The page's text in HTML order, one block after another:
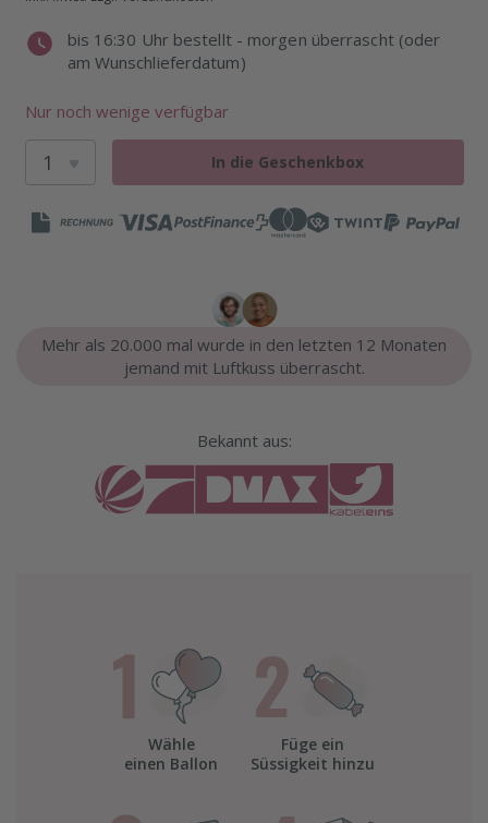
bis 16:30 Uhr bestellt - morgen überrascht (oder
am Wunschlieferdatum)
Nur noch wenige verfügbar
In die Geschenkbox
Mehr als 20.000 mal wurde in den letzten 12 Monaten
jemand mit Luftkuss überrascht.
Bekannt aus:
Wähle
einen Ballon
Füge ein
Süssigkeit hinzu